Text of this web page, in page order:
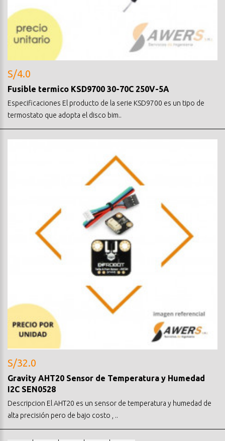
S/4.0
Fusible termico KSD9700 30-70C 250V-5A
Especificaciones El producto de la serie KSD9700 es un tipo de
termostato que adopta el disco bim..
S/32.0
Gravity AHT20 Sensor de Temperatura y Humedad
I2C SEN0528
Descripcion El AHT20 es un sensor de temperatura y humedad de
alta precisión pero de bajo costo , ..